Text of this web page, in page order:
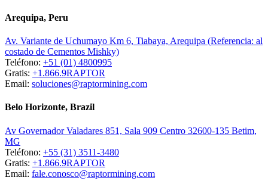
Arequipa, Peru
Av. Variante de Uchumayo Km 6, Tiabaya, Arequipa (Referencia: al
costado de Cementos Mishky)
Teléfono: +51 (01) 4800995
Gratis: +1.866.9RAPTOR
Email: soluciones@raptormining.com
Belo Horizonte, Brazil
Av Governador Valadares 851, Sala 909 Centro 32600-135 Betim,
MG
Teléfono: +55 (31) 3511-3480
Gratis: +1.866.9RAPTOR
Email: fale.conosco@raptormining.com